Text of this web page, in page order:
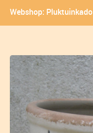
Webshop: Pluktuinkado